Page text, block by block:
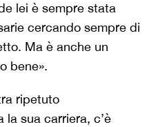
lei è sempre stata
cercando sempre di
Ma è anche un
bene».
ripetuto
la sua carriera, c’è